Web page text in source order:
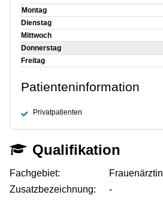
Montag
Dienstag
Mittwoch
Donnerstag
Freitag
Patienteninformation
Privatpatienten
Qualifikation
Fachgebiet:
Frauenärztin
Zusatzbezeichnung:
-